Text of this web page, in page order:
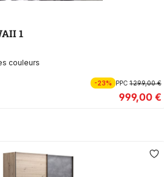
1
couleurs
-23% PPC1 299,00 €
999,00 €